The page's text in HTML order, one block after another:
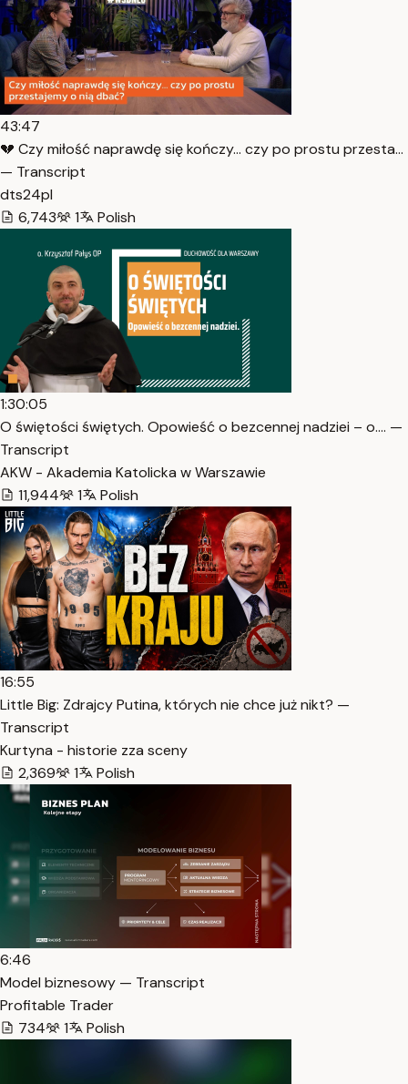
43:47
💔 Czy miłość naprawdę się kończy… czy po prostu przesta…
— Transcript
dts24pl
6,743
1 Polish
1:30:05
O świętości świętych. Opowieść o bezcennej nadziei – o.… —
Transcript
AKW - Akademia Katolicka w Warszawie
11,944
1 Polish
16:55
Little Big: Zdrajcy Putina, których nie chce już nikt? —
Transcript
Kurtyna - historie zza sceny
2,369
1 Polish
6:46
Model biznesowy — Transcript
Profitable Trader
734
1 Polish